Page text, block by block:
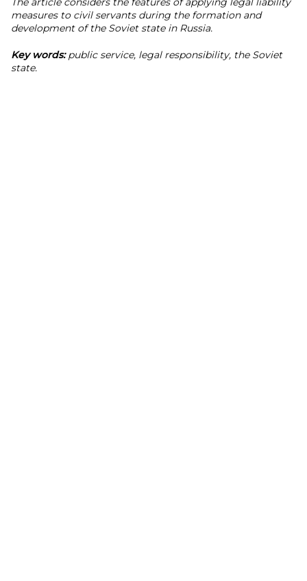
measures to civil servants during the formation and
development of the Soviet state in Russia.
Key words:public service, legal responsibility, the Soviet
state.